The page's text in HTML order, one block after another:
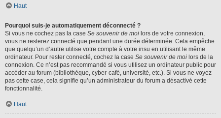
Haut
Pourquoi suis-je automatiquement déconnecté ?
Si vous ne cochez pas la case Se souvenir de moi lors de votre connexion,
vous ne resterez connecté que pendant une durée déterminée. Cela empêche
que quelqu’un d’autre utilise votre compte à votre insu en utilisant le même
ordinateur. Pour rester connecté, cochez la case Se souvenir de moi lors de la
connexion. Ce n’est pas recommandé si vous utilisez un ordinateur public pour
accéder au forum (bibliothèque, cyber-café, université, etc.). Si vous ne voyez
pas cette case, cela signifie qu’un administrateur du forum a désactivé cette
fonctionnalité.
Haut